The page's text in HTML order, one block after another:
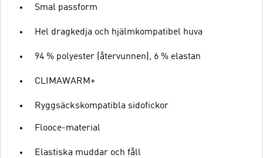
Smal passform
Hel dragkedja och hjälmkompatibel huva
94 % polyester (återvunnen), 6 % elastan
CLIMAWARM+
Ryggsäckskompatibla sidofickor
Flooce-material
Elastiska muddar och fåll